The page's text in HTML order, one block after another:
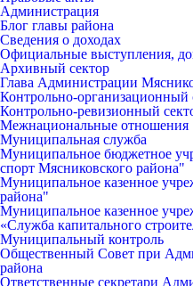
Администрация
Блог главы района
Сведения о доходах
Официальные выступления,
Архивный сектор
Глава Администрации
Контрольно-организационный
Контрольно-ревизионный
Межнациональные отношения
Муниципальная служба
Муниципальное бюджетное
спорт Мясниковского района"
Муниципальное казенное
района"
Муниципальное казенное
«Служба капитального
Муниципальный контроль
Общественный Совет при
района
Ответственные секретари